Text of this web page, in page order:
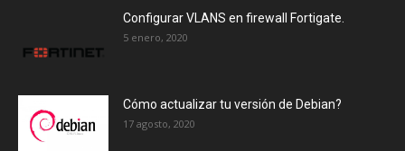
Configurar VLANS en firewall Fortigate.
5 enero, 2020
Cómo actualizar tu versión de Debian?
17 agosto, 2020